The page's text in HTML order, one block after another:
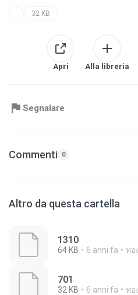
32 KB
Apri Alla libreria
Segnalare
Commenti 0
Altro da questa cartella
1310
64 KB 6 anni fa ทอ
701
32 KB 6 anni fa ทอ